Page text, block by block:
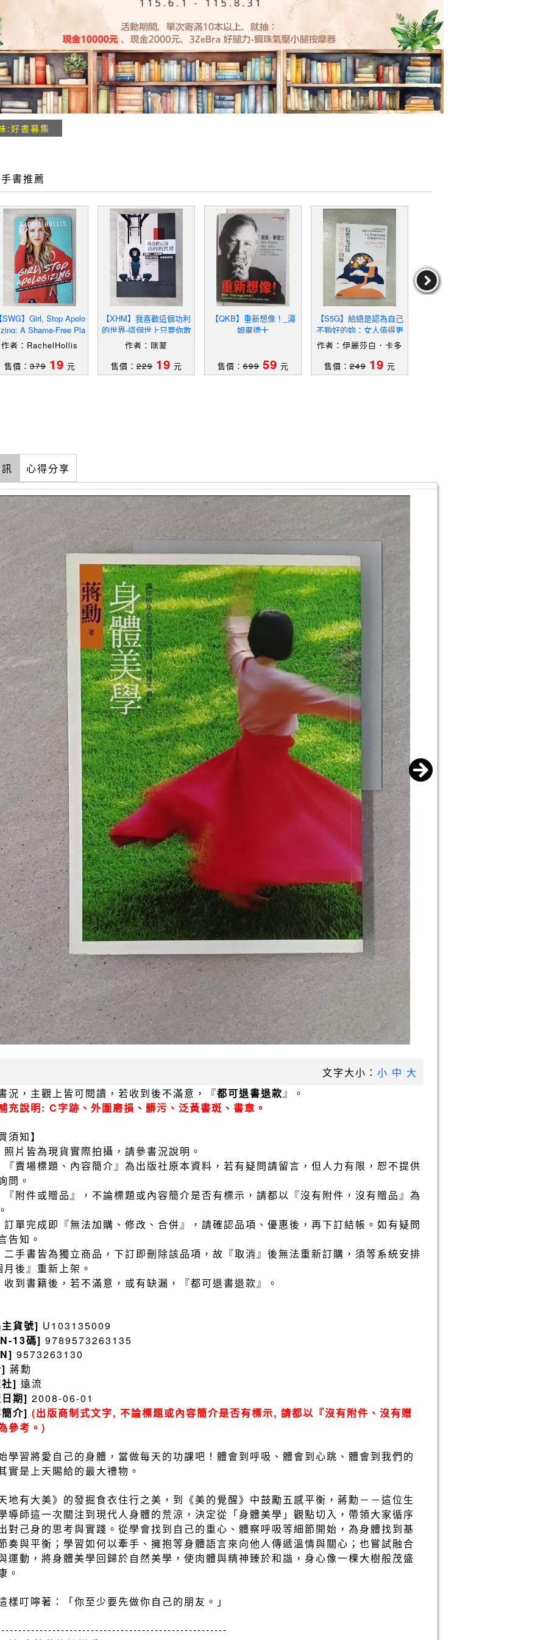
:好書募集
書推薦
SWG】Girl, Stop Apolo
A Shame-Free Pla
For Embracing And Ac
作者：RachelHollis
售價：379 19 元
【XHM】我喜歡這個功利
的世界-這個世上只要你敢
再大的不可能…_咪蒙
作者：咪蒙
售價：229 19 元
【QKB】重新想像！_湯
姆畢德士
售價：699 59 元
【S5G】給總是認為自己
不夠好的妳：女人值得更
多掌聲，別讓冒牌者症侯
群影響妳的人生_伊麗莎
白．卡多赫, 安娜．德蒙
塔爾洛, 黃琪雯,
作者：伊麗莎白．卡多
琪雯,王浩永
售價：249 19 元
心得分享
文字大小： 小 中 大
況，主觀上皆可閱讀，若收到後不滿意，『都可退書退款』。
充說明: C字跡、外圍磨損、髒污、泛黃書斑、書章。
須知】
照片皆為現貨實際拍攝，請參書況說明。
『賣場標題、內容簡介』為出版社原本資料，若有疑問請留言，但人力有限，恕不提供
問。
『附件或贈品』，不論標題或內容簡介是否有標示，請都以『沒有附件，沒有贈品』為
訂單完成即『無法加購、修改、合併』，請確認品項、優惠後，再下訂結帳。如有疑問
告知。
二手書皆為獨立商品，下訂即刪除該品項，故『取消』後無法重新訂購，須等系統安排
後』重新上架。
收到書籍後，若不滿意，或有缺漏，『都可退書退款』。
貨號] U103135009
13碼] 9789573263135
9573263130
蔣勳
] 遠流
期] 2008-06-01
介] (出版商制式文字, 不論標題或內容簡介是否有標示, 請都以『沒有附件、沒有贈
參考。)
學習將愛自己的身體，當做每天的功課吧！體會到呼吸、體會到心跳、體會到我們的
實是上天賜給的最大禮物。
地有大美》的發掘食衣住行之美，到《美的覺醒》中鼓勵五感平衡，蔣勳－－這位生
導師這一次關注到現代人身體的荒涼，決定從「身體美學」觀點切入，帶領大家循序
對己身的思考與實踐。從學會找到自己的重心、體察呼吸等細節開始，為身體找到基
奏與平衡；學習如何以牽手、擁抱等身體語言來向他人傳遞溫情與關心；也嘗試融合
運動，將身體美學回歸於自然美學，使肉體與精神臻於和諧，身心像一棵大樹般茂盛
。
樣叮嚀著：「你至少要先做你自己的朋友。」